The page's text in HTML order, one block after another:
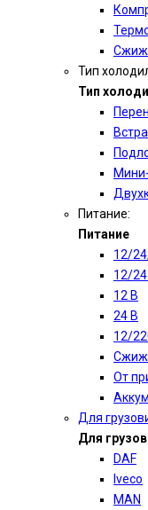
Тип
Тип
Питание:
Питание
12/
12/
12 В
24 В
12/
От
Для
Для
DAF
Iveco
MAN